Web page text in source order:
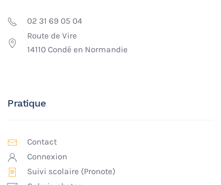
02 31 69 05 04
Route de Vire
14110 Condé en Normandie
Pratique
Contact
Connexion
Suivi scolaire (Pronote)